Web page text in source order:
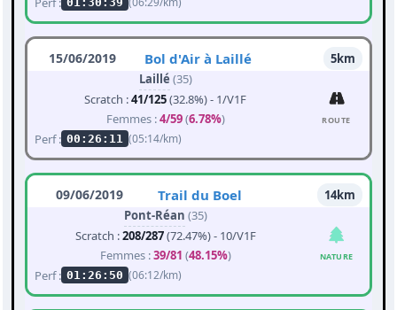
15/06/2019 Bol d'Air à Laillé
5km
Laillé (35)
Scratch :41/125(32.8%) - 1/V1F
Femmes :4/59(6.78%)
Perf : 00:26:11 (05:14/km)
ROUTE
09/06/2019 Trail du Boel
14km
Pont-Réan (35)
Scratch :208/287(72.47%) - 10/V1F
Femmes :39/81 (48.15%)
Perf : 01:26:50 (06:12/km)
NATURE